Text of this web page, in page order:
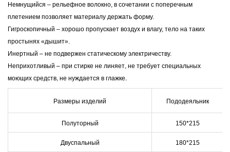
Немнущийся – рельефное волокно, в сочетании с поперечным
плетением позволяет материалу держать форму.
Гигроскопичный – хорошо пропускает воздух и влагу, тело на таких
простынях «дышит».
Инертный – не подвержен статическому электричеству.
Неприхотливый – при стирке не линяет, не требует специальных
моющих средств, не нуждается в глажке.
Размеры изделий Пододеяльник
Полуторный 150*215
Двуспальный 180*215